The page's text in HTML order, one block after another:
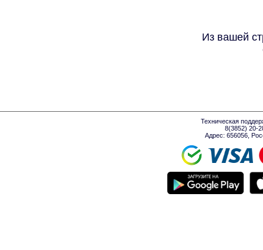
Из вашей
Техническая
8(3852) 20-
Адрес: 656056,